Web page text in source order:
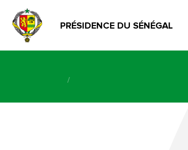
PRÉSIDENCE DU SÉNÉGAL
/